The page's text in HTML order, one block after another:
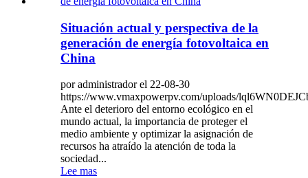
Situación actual y perspectiva de la
generación de energía fotovoltaica en
China
por administrador el 22-08-30
https://www.vmaxpowerpv.com/uploads/
Ante el deterioro del entorno ecológico en el
mundo actual, la importancia de proteger el
medio ambiente y optimizar la asignación de
recursos ha atraído la atención de toda la
sociedad...
Lee mas